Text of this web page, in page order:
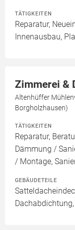
TÄTIGKEITEN
Reparatur,
Innenausbau,
Zimmerei &
Altenhüffer
Borgholzhausen)
TÄTIGKEITEN
Reparatur,
Dämmung /
/ Montage,
GEBÄUDETEILE